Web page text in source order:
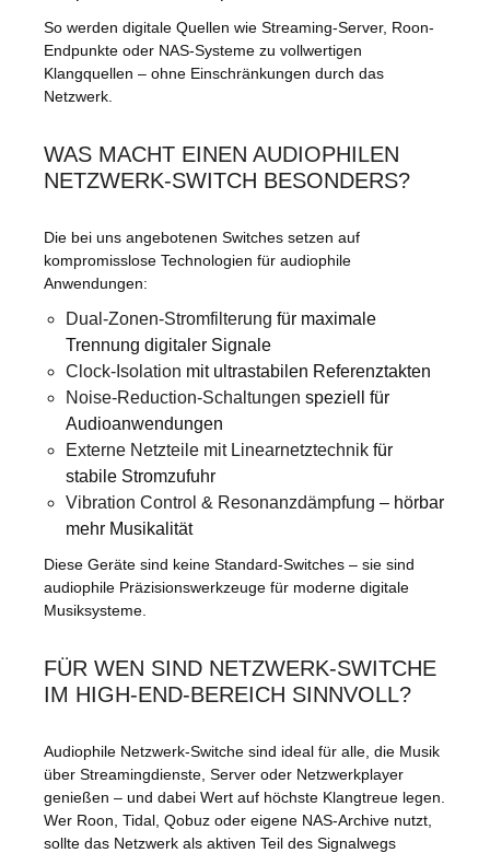
So werden digitale Quellen wie Streaming-Server, Roon-
Endpunkte oder NAS-Systeme zu vollwertigen
Klangquellen – ohne Einschränkungen durch das
Netzwerk.
WAS MACHT EINEN AUDIOPHILEN
NETZWERK-SWITCH BESONDERS?
Die bei uns angebotenen Switches setzen auf
kompromisslose Technologien für audiophile
Anwendungen:
Dual-Zonen-Stromfilterung für maximale
Trennung digitaler Signale
Clock-Isolation mit ultrastabilen Referenztakten
Noise-Reduction-Schaltungen speziell für
Audioanwendungen
Externe Netzteile mit Linearnetztechnik für
stabile Stromzufuhr
Vibration Control & Resonanzdämpfung – hörbar
mehr Musikalität
Diese Geräte sind keine Standard-Switches – sie sind
audiophile Präzisionswerkzeuge für moderne digitale
Musiksysteme
FÜR WEN SIND NETZWERK-SWITCHE
IM HIGH-END-BEREICH SINNVOLL?
Audiophile Netzwerk-Switche sind ideal für alle, die Musik
über Streamingdienste, Server oder Netzwerkplayer
genießen – und dabei Wert auf höchste Klangtreue legen.
Wer Roon, Tidal, Qobuz oder eigene NAS-Archive nutzt,
sollte das Netzwerk als aktiven Teil des Signalwegs